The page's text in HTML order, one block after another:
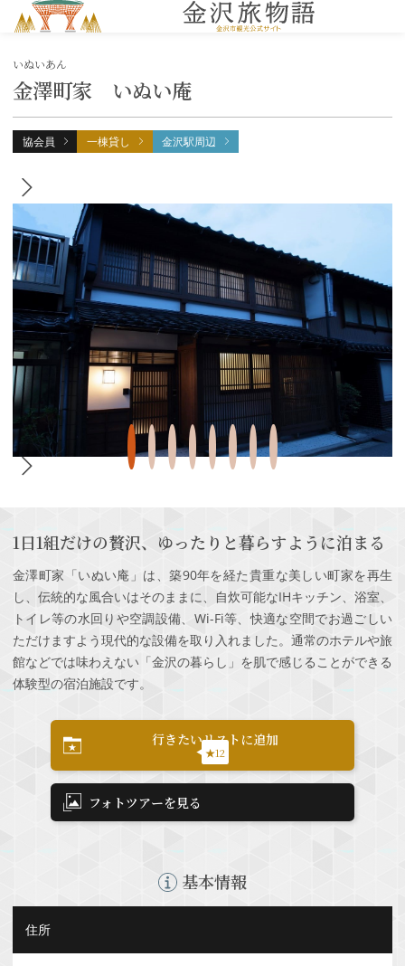
金澤町家 いぬい庵
いぬいあん
協会員 一棟貸し 金沢駅周辺
1日1組だけの贅沢、ゆったりと暮らすように泊まる
金澤町家「いぬい庵」は、築90年を経た貴重な美しい町家を再生
し、伝統的な風合いはそのままに、自炊可能なIHキッチン、浴室、
トイレ等の水回りや空調設備、Wi-Fi等、快適な空間でお過ごしい
ただけますよう現代的な設備を取り入れました。通常のホテルや旅
館などでは味わえない「金沢の暮らし」を肌で感じることができる
体験型の宿泊施設です。
行きたいリストに追加
★12
フォトツアーを見る
基本情報
住所